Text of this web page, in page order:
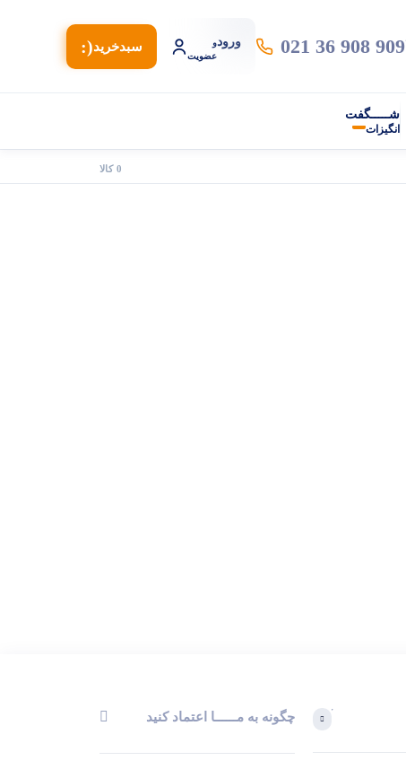
021 36 908 909 ورودو
عضویت
سبد‌خرید(:
شـــــگفت
انگیزات
0 کالا
آخرین محصولاتی که بازدید کردید
چگونه به مــــــا اعتماد کنید